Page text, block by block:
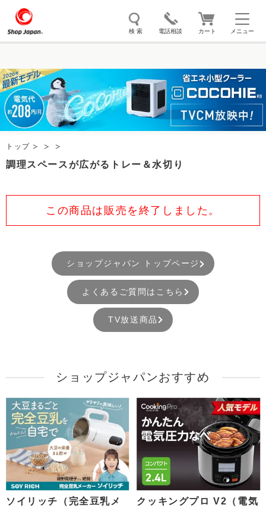
メニュー
検 索 電話相談 カート
トゥルースリーパー ここひえ 枕
掃除機 クッキングプロ 補聴器 マイキュット
エアコン オーラルスマイル
トップ
調理スペースが広がるトレー＆水切り
この商品は販売を終了しました。
ショップジャパン トップページ
よくあるご質問はこちら
TV放送商品
ショップジャパンおすすめ
ソイリッチ（完全豆乳メ
クッキングプロ V2（電気